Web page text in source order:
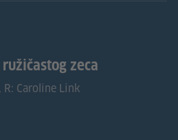
zeca
R: Caroline Link